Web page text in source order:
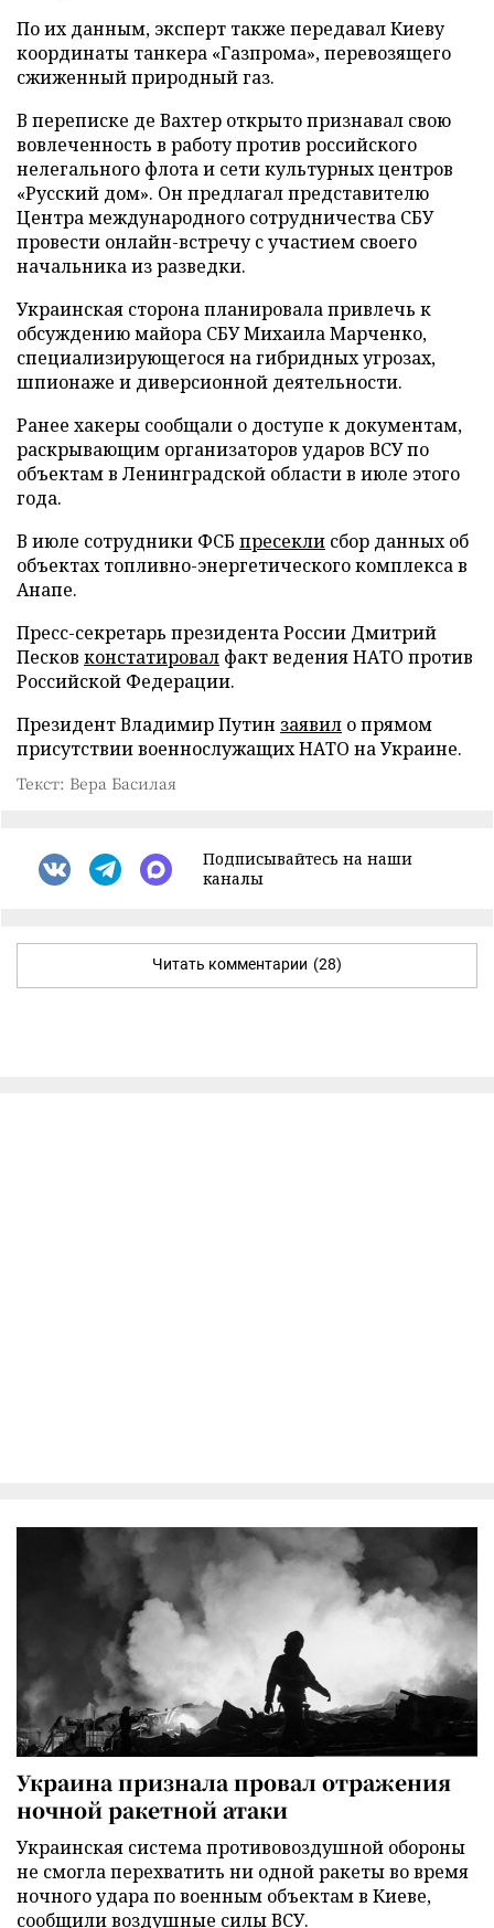
По их данным, эксперт также передавал Киеву
координаты танкера «Газпрома», перевозящего
сжиженный природный газ.
В переписке де Вахтер открыто признавал свою
вовлеченность в работу против российского
нелегального флота и сети культурных центров
«Русский дом». Он предлагал представителю
Центра международного сотрудничества СБУ
провести онлайн-встречу с участием своего
начальника из разведки.
Украинская сторона планировала привлечь к
обсуждению майора СБУ Михаила Марченко,
специализирующегося на гибридных угрозах,
шпионаже и диверсионной деятельности.
Ранее хакеры сообщали о доступе к документам,
раскрывающим организаторов ударов ВСУ по
объектам в Ленинградской области в июле этого
года.
В июле сотрудники ФСБ пресекли сбор данных об
объектах топливно-энергетического комплекса в
Анапе.
Пресс-секретарь президента России Дмитрий
Песков констатировал факт ведения НАТО против
Российской Федерации.
Президент Владимир Путин заявил о прямом
присутствии военнослужащих НАТО на Украине.
Текст: Вера Басилая
Подписывайтесь на наши
каналы
Читать комментарии (28)
Украина признала провал отражения
ночной ракетной атаки
Украинская система противовоздушной обороны
не смогла перехватить ни одной ракеты во время
ночного удара по военным объектам в Киеве,
сообщили воздушные силы ВСУ.